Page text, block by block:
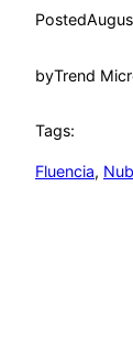
Posted
byTrend
Tags:
Fluencia,